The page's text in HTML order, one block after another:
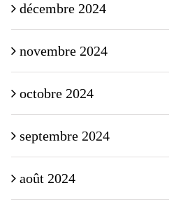
décembre 2024
novembre 2024
octobre 2024
septembre 2024
août 2024